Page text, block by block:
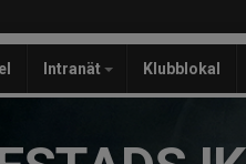
Intranät Klubblokal